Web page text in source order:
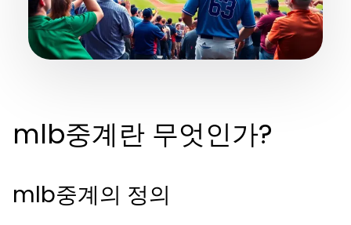
mlb중계란 무엇인가?
mlb중계의 정의